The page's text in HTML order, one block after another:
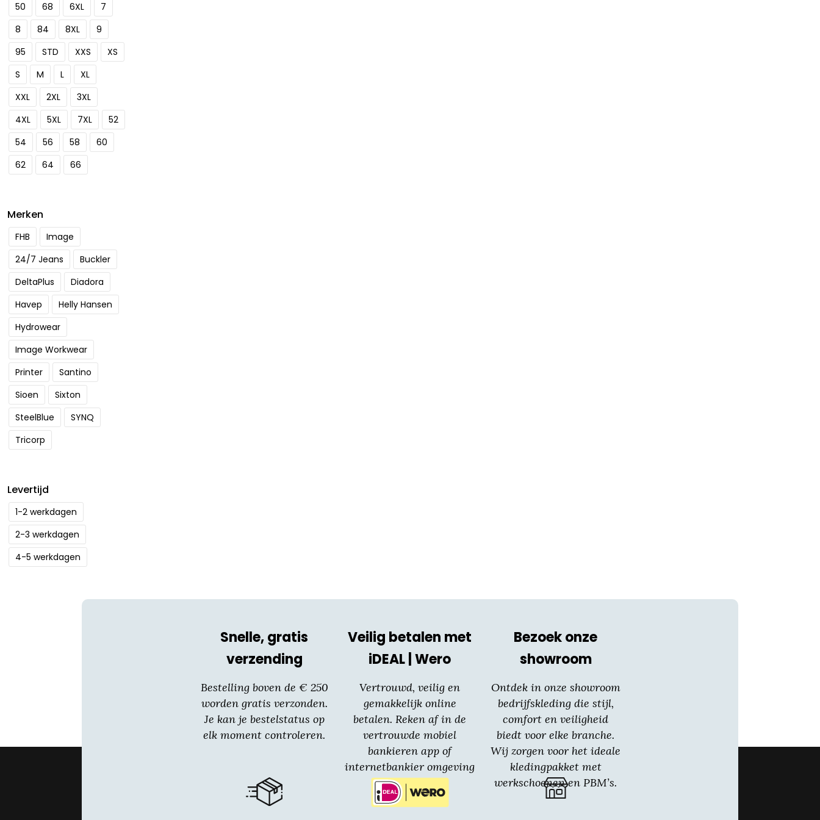
50
68 6XL
7
8
84 8XL
9
95
STD XXS
XS
S
M L
XL
XXL
2XL
3XL
4XL
5XL 7XL
52
54
56 58
60
62
64 66
Merken
FHB
Image
24/7 Jeans
Buckler
DeltaPlus
Diadora
Havep
Helly Hansen
Hydrowear
Image Workwear
Printer
Santino
Sioen
Sixton
SteelBlue
SYNQ
Tricorp
Levertijd
1-2 werkdagen
2-3 werkdagen
4-5 werkdagen
Snelle, gratis
verzending
Bestelling boven de € 250
worden gratis verzonden.
Je kan je bestelstatus op
elk moment controleren.
Veilig betalen met
iDEAL | Wero
Vertrouwd, veilig en
gemakkelijk online
betalen. Reken af in de
vertrouwde mobiel
bankieren app of
internetbankier omgeving
van jouw bank.
Bezoek onze
showroom
Ontdek in onze showroom
bedrijfskleding die stijl,
comfort en veiligheid
biedt voor elke branche.
Wij zorgen voor het ideale
kledingpakket met
werkschoenen en PBM’s.